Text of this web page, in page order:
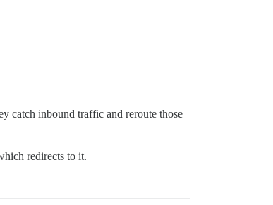
catch inbound traffic and reroute those
redirects to it.